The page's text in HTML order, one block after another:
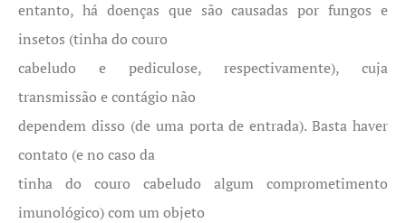
entanto, há doenças que são causadas por fungos e
insetos (tinha do couro
cabeludo e pediculose, respectivamente), cuja
transmissão e contágio não
dependem disso (de uma porta de entrada). Basta haver
contato (e no caso da
tinha do couro cabeludo algum comprometimento
imunológico) com um objeto